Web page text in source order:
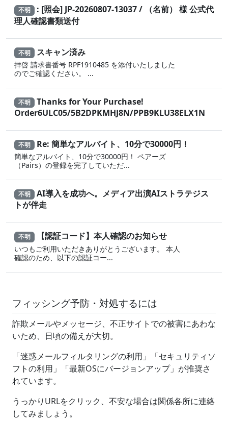
不明 : [照会] JP-20260807-13037 / （名前） 様 公式代
理人確認書類送付
不明 スキャン済み
拝啓 請求書番号 RPF1910485 を添付いたしました
のでご確認ください。 ...
不明 Thanks for Your Purchase!
Order6ULC05/5B2DPKMHJ8N/PPB9KLU38ELX1N
不明 Re: 簡単なアルバイト、10分で30000円！
簡単なアルバイト、10分で30000円！ ペアーズ
（Pairs）の登録を完了していただ...
不明 AI導入を成功へ。メディア出演AIストラテジス
トが伴走
不明 【認証コード】本人確認のお知らせ
いつもご利用いただきありがとうございます。 本人
確認のため、以下の認証コー...
フィッシング予防・対処するには
詐欺メールやメッセージ、不正サイトでの被害にあわな
いため、日頃の備えが大切。
「迷惑メールフィルタリングの利用」「セキュリティソ
フトの利用」「最新OSにバージョンアップ」が推奨さ
れています。
うっかりURLをクリック、不安な場合は関係各所に連絡
してみましょう。